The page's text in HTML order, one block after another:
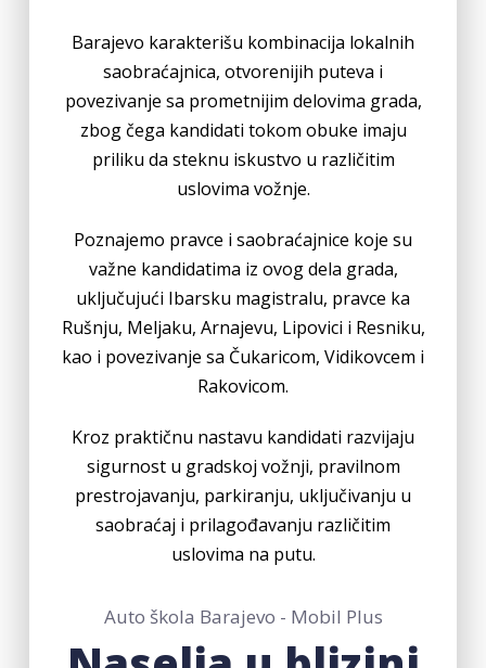
Barajevo karakterišu kombinacija lokalnih
saobraćajnica, otvorenijih puteva i
povezivanje sa prometnijim delovima grada,
zbog čega kandidati tokom obuke imaju
priliku da steknu iskustvo u različitim
uslovima vožnje.
Poznajemo pravce i saobraćajnice koje su
važne kandidatima iz ovog dela grada,
uključujući Ibarsku magistralu, pravce ka
Rušnju, Meljaku, Arnajevu, Lipovici i Resniku,
kao i povezivanje sa Čukaricom, Vidikovcem i
Rakovicom.
Kroz praktičnu nastavu kandidati razvijaju
sigurnost u gradskoj vožnji, pravilnom
prestrojavanju, parkiranju, uključivanju u
saobraćaj i prilagođavanju različitim
uslovima na putu.
Auto škola Barajevo - Mobil Plus